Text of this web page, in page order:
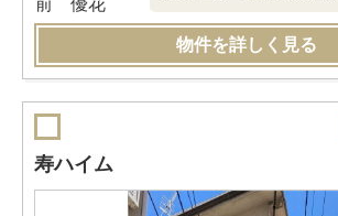
物件を詳しく見る
寿ハイム